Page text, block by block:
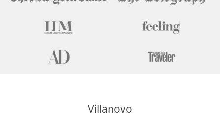
Villanovo